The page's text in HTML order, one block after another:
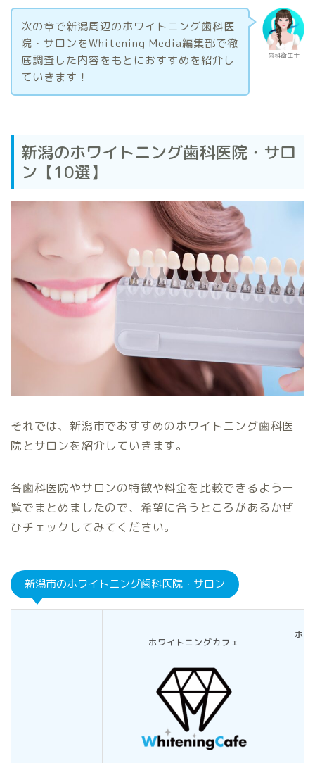
歯科衛生士
次の章で新潟周辺のホワイトニング歯科医
院・サロンをWhitening Media編集部で徹
底調査した内容をもとにおすすめを紹介し
ていきます！
新潟のホワイトニング歯科医院・サロ
ン【10選】
それでは、新潟市でおすすめのホワイトニング歯科医
院とサロンを紹介していきます。
各歯科医院やサロンの特徴や料金を比較できるよう一
覧でまとめましたので、希望に合うところがあるかぜ
ひチェックしてみてください。
新潟市のホワイトニング歯科医院・サロン
ホワイトニングカフェ
ホ